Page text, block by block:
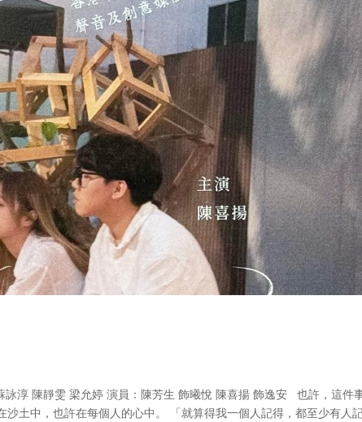
詠淳 陳靜雯 梁允婷 演員：陳芳生 飾曦悅 陳喜揚 飾逸安 也許，這件
土中，也許在每個人的心中。 「就算得我一個人記得，都至少有人